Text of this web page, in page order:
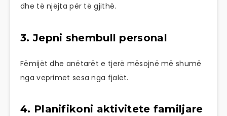
dhe të njëjta për të gjithë.
3. Jepni shembull personal
Fëmijët dhe anëtarët e tjerë mësojnë më shumë
nga veprimet sesa nga fjalët.
4. Planifikoni aktivitete familjare